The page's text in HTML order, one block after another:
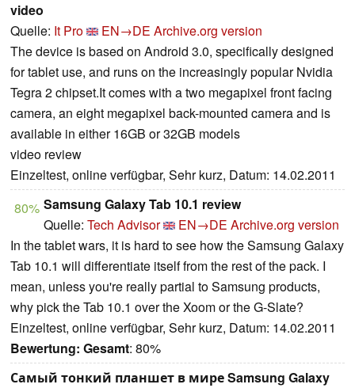
video
Quelle: It Pro EN→DE Archive.org version
The device is based on Android 3.0, specifically designed
for tablet use, and runs on the increasingly popular Nvidia
Tegra 2 chipset.It comes with a two megapixel front facing
camera, an eight megapixel back-mounted camera and is
available in either 16GB or 32GB models
video review
Einzeltest, online verfügbar, Sehr kurz, Datum: 14.02.2011
80% Samsung Galaxy Tab 10.1 review
Quelle: Tech Advisor EN→DE Archive.org version
In the tablet wars, it is hard to see how the Samsung Galaxy
Tab 10.1 will differentiate itself from the rest of the pack. I
mean, unless you're really partial to Samsung products,
why pick the Tab 10.1 over the Xoom or the G-Slate?
Einzeltest, online verfügbar, Sehr kurz, Datum: 14.02.2011
Bewertung: Gesamt: 80%
Самый тонкий планшет в мире Samsung Galaxy